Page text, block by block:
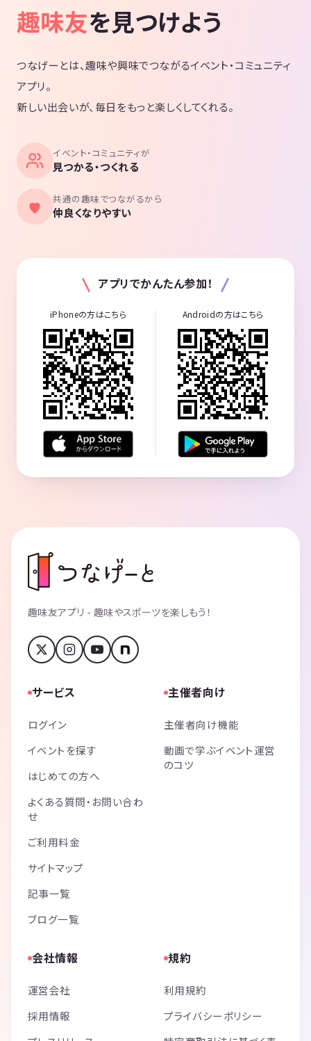
趣味友を見つけよう
つなげーとは、趣味や興味でつながるイベント・コミュニティ
アプリ。
新しい出会いが、毎日をもっと楽しくしてくれる。
イベント・コミュニティが
見つかる・つくれる
共通の趣味でつながるから
仲良くなりやすい
アプリでかんたん参加！
iPhoneの方はこちら Androidの方はこちら
趣味友アプリ - 趣味やスポーツを楽しもう！
サービス
ログイン
イベントを探す
はじめての方へ
よくある質問・お問い合わ
せ
ご利用料金
サイトマップ
記事一覧
ブログ一覧
主催者向け
主催者向け機能
動画で学ぶイベント運営
のコツ
会社情報
運営会社
採用情報
規約
利用規約
プライバシーポリシー